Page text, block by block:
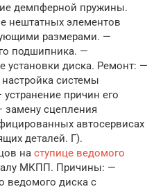
демпферной пружины.
нештатных элементов
размерами. —
подшипника. —
установки диска. Ремонт: —
системы
причин его
сцепления
автосервисах
деталей. Г).
на ступице ведомого
МКПП. Причины: —
ведомого диска с